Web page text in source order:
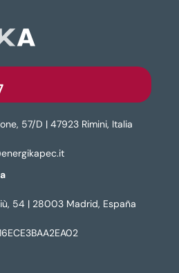
57/D | 47923 Rimini, Italia
54 | 28003 Madrid, España